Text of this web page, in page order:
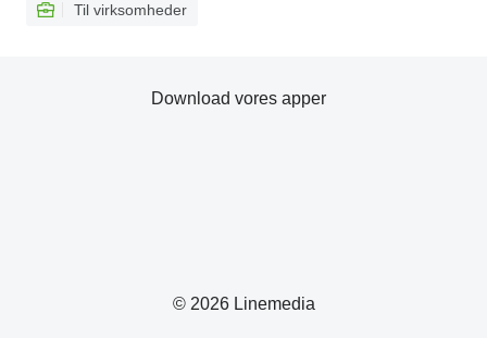
Til virksomheder
© 2026 Linemedia
Download vores apper